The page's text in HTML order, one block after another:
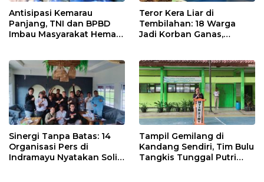
Antisipasi Kemarau
Panjang, TNI dan BPBD
Imbau Masyarakat Hemat
Teror Kera Liar di
Tembilahan: 18 Warga
Jadi Korban Ganas,
Sinergi Tanpa Batas: 14
Organisasi Pers di
Indramayu Nyatakan Solid
Tampil Gemilang di
Kandang Sendiri, Tim Bulu
Tangkis Tunggal Putri